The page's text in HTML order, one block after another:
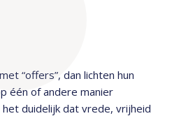
“offers”, dan lichten hun
één of andere manier
duidelijk dat vrede, vrijheid